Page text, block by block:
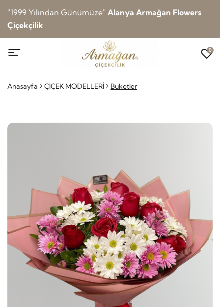
''1999 Yılından Günümüze'' Alanya Armağan Flowers
Çiçekçilik
0
Anasayfa ÇİÇEK MODELLERİ Buketler